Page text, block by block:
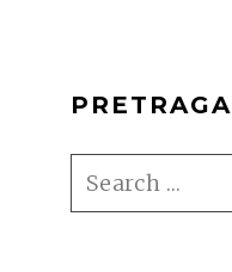
PRETRAGA
SEARCH
FOR: